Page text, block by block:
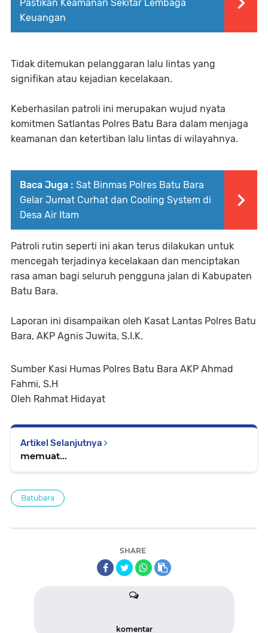
Pastikan Keamanan Sekitar Lembaga
Keuangan
Tidak ditemukan pelanggaran lalu lintas yang
signifikan atau kejadian kecelakaan.
Keberhasilan patroli ini merupakan wujud nyata
komitmen Satlantas Polres Batu Bara dalam menjaga
keamanan dan ketertiban lalu lintas di wilayahnya.
Baca Juga : Sat Binmas Polres Batu Bara
Gelar Jumat Curhat dan Cooling System di
Desa Air Itam
Patroli rutin seperti ini akan terus dilakukan untuk
mencegah terjadinya kecelakaan dan menciptakan
rasa aman bagi seluruh pengguna jalan di Kabupaten
Batu Bara.
Laporan ini disampaikan oleh Kasat Lantas Polres Batu
Bara, AKP Agnis Juwita, S.I.K.
Sumber Kasi Humas Polres Batu Bara AKP Ahmad
Fahmi, S.H
Oleh Rahmat Hidayat
Artikel Selanjutnya
memuat...
Batubara
SHARE
komentar